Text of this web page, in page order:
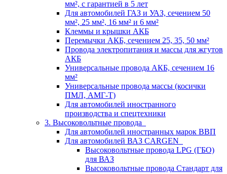
мм², с гарантией в 5 лет
Для автомобилей ГАЗ и УАЗ, сечением 50
мм², 25 мм², 16 мм² и 6 мм²
Клеммы и крышки АКБ
Перемычки АКБ, сечением 25, 35, 50 мм²
Провода электропитания и массы для жгутов
АКБ
Универсальные провода АКБ, сечением 16
мм²
Универсальные провода массы (косички
ПМЛ, АМГ-Т)
Для автомобилей иностранного
производства и спецтехники
3. Высоковольтные провода
Для автомобилей иностранных марок ВВП
Для автомобилей ВАЗ CARGEN
Высоковольтные провода LPG (ГБО)
для ВАЗ
Высоковольтные провода Стандарт для